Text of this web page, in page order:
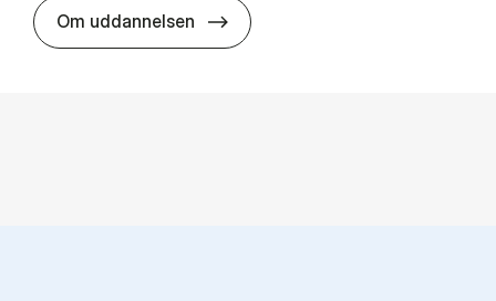
Om uddannelsen HA(fil.) - erhvervs­økonomi og